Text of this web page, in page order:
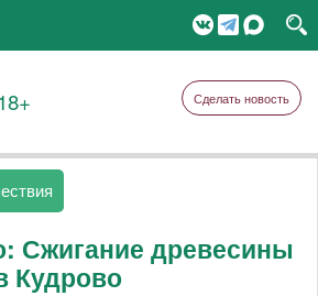
18+ Сделать новость
Сжигание древесины
Кудрово